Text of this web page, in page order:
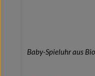
Baby-Spieluhr aus